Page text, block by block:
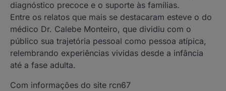
diagnóstico precoce e o suporte às famílias.
Entre os relatos que mais se destacaram esteve o do
médico Dr. Calebe Monteiro, que dividiu com o
público sua trajetória pessoal como pessoa atípica,
relembrando experiências vividas desde a infância
até a fase adulta.
Com informações do site rcn67